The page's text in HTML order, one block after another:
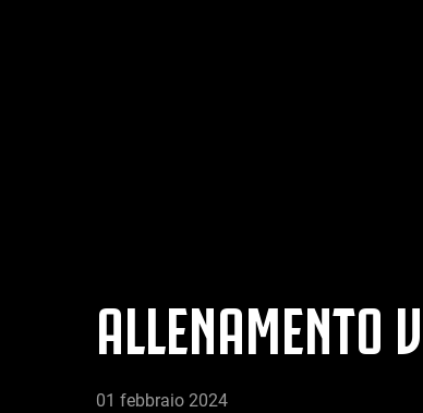
ALLENAMENTO
01 febbraio 2024